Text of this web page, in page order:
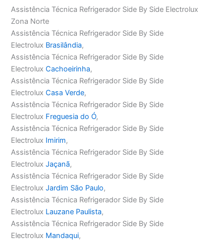
Assistência Técnica Refrigerador Side By Side Electrolux
Zona Norte
Assistência Técnica Refrigerador Side By Side
Electrolux Brasilândia,
Assistência Técnica Refrigerador Side By Side
ElectroluxCachoeirinha,
Assistência Técnica Refrigerador Side By Side
ElectroluxCasa Verde,
Assistência Técnica Refrigerador Side By Side
Electrolux Freguesia do Ó,
Assistência Técnica Refrigerador Side By Side
Electrolux Imirim,
Assistência Técnica Refrigerador Side By Side
ElectroluxJaçanã,
Assistência Técnica Refrigerador Side By Side
ElectroluxJardim São Paulo,
Assistência Técnica Refrigerador Side By Side
Electrolux Lauzane Paulista,
Assistência Técnica Refrigerador Side By Side
Electrolux Mandaqui,